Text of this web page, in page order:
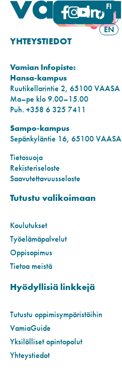
FI
SV
EN
YHTEYSTIEDOT
Vamian Infopiste:
Hansa-kampus
Ruutikellarintie 2, 65100 VAASA
Ma–pe klo 9.00–15.00
Puh. +358 6 325 7411
Sampo-kampus
Sepänkyläntie 16, 65100 VAASA
Tietosuoja
Rekisteriseloste
Saavutettavuusseloste
Tutustu valikoimaan
Koulutukset
Työelämäpalvelut
Oppisopimus
Tietoa meistä
Hyödyllisiä linkkejä
Tutustu oppimisympäristöihin
VamiaGuide
Yksilölliset opintopolut
Yhteystiedot